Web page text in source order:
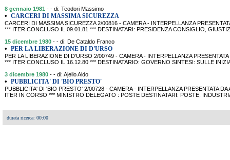
8 gennaio 1981 - - di: Teodori Massimo
• CARCERI DI MASSIMA SICUREZZA
CARCERI DI MASSIMA SICUREZZA 2/00816 - CAMERA - INTERPELLANZA
*** ITER CONCLUSO IL 09.01.81 *** DESTINATARI: PRESIDENZA CONSIGLIO,
15 dicembre 1980 - - di: De Cataldo Franco
• PER LA LIBERAZIONE DI D'URSO
PER LA LIBERAZIONE DI D'URSO 2/00749 - CAMERA - INTERPELLANZA
*** ITER CONCLUSO IL 16.12.80 *** DESTINATARIO: GOVERNO SINTESI: SULLE
3 dicembre 1980 - - di: Ajello Aldo
• PUBBLICITA' DI 'BIO PRESTO'
PUBBLICITA' DI 'BIO PRESTO' 2/00728 - CAMERA - INTERPELLANZA PRESENTATA
ITER IN CORSO *** MINISTRO DELEGATO : POSTE DESTINATARI: POSTE,
durata ricerca: 00:00